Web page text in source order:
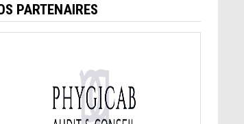
PARTENAIRES